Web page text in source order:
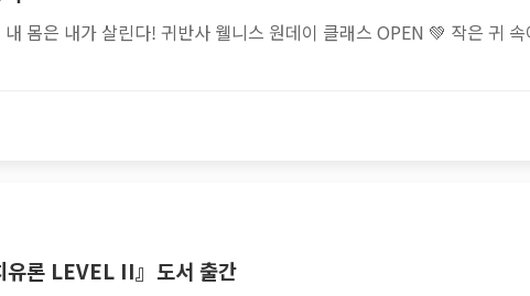
몸은 내가 살린다! 귀반사 웰니스 원데이 클래스 OPEN 💚 작은 귀
유론 LEVEL II』도서 출간